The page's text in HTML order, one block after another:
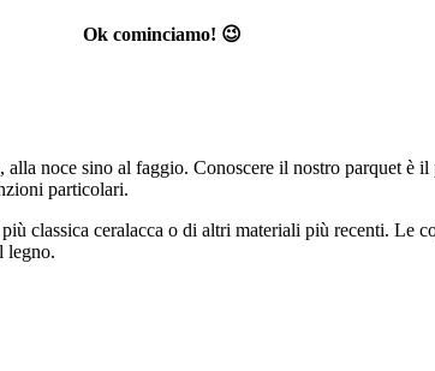
Ok cominciamo! 😉
noce sino al faggio. Conoscere il nostro parquet è
particolari.
classica ceralacca o di altri materiali più recenti. Le
legno.